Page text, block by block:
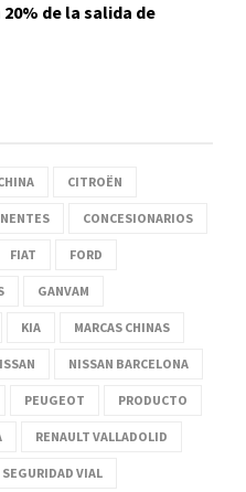
de la salida de
CITROËN
CONCESIONARIOS
FIAT FORD
GANVAM
KIA MARCAS CHINAS
NISSAN BARCELONA
PEUGEOT PRODUCTO
RENAULT VALLADOLID
SEGURIDAD VIAL